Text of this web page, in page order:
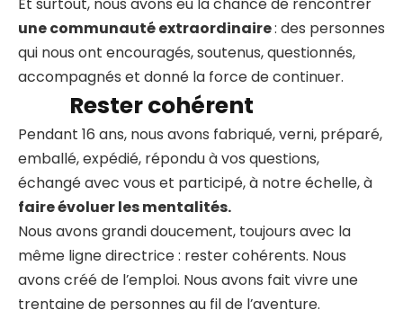
une communauté extraordinaire: des personnes
qui nous ont encouragés, soutenus, questionnés,
accompagnés et donné la force de continuer.
Rester cohérent
Pendant 16 ans, nous avons fabriqué, verni, préparé,
emballé, expédié, répondu à vos questions,
échangé avec vous et participé, à notre échelle, à
faire évoluer les mentalités.
Nous avons grandi doucement, toujours avec la
même ligne directrice : rester cohérents. Nous
avons créé de l’emploi. Nous avons fait vivre une
trentaine de personnes au fil de l’aventure.